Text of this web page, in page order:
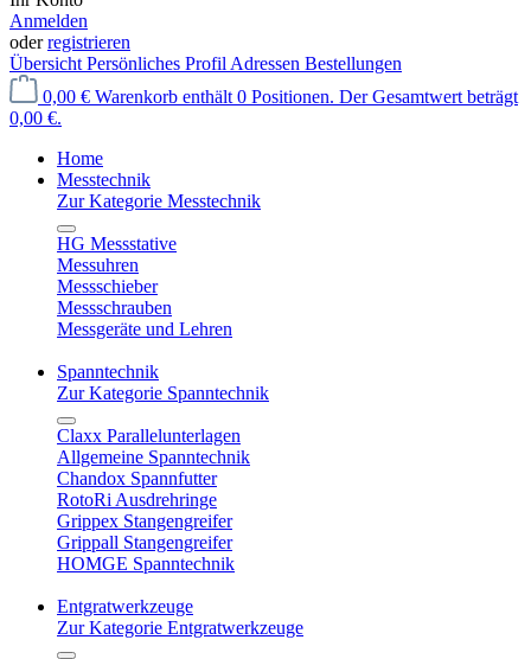
Anmelden
oderregistrieren
Übersicht Persönliches Profil Adressen Bestellungen
0,00 € Warenkorb enthält 0 Positionen. Der Gesamtwert beträgt
0,00 €.
Home
Messtechnik
Zur Kategorie Messtechnik
HG Messstative
Messuhren
Messschieber
Messschrauben
Messgeräte und Lehren
Spanntechnik
Zur Kategorie Spanntechnik
Claxx Parallelunterlagen
Allgemeine Spanntechnik
Chandox Spannfutter
RotoRi Ausdrehringe
Grippex Stangengreifer
Grippall Stangengreifer
HOMGE Spanntechnik
Entgratwerkzeuge
Zur Kategorie Entgratwerkzeuge